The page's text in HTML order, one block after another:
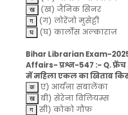
(ख) जैनिक सिनर
(ग) लोरेंजो मुसेट्टी
(घ) कार्लोस अल्काराज़
Bihar Librarian Exam-
Affairs- प्रश्न-547 :- Q.
में महिला एकल का खिताब
ए) आर्यना सबालेंका
बी) सेरेना विलियम्स
सी) कोको गौफ